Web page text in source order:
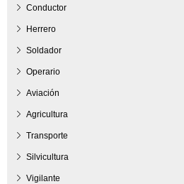
Conductor
Herrero
Soldador
Operario
Aviación
Agricultura
Transporte
Silvicultura
Vigilante